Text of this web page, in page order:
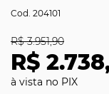
204101
R$
R$ 3.951,90